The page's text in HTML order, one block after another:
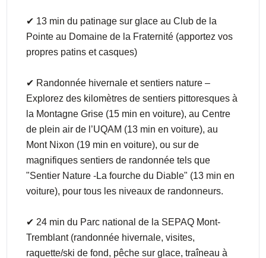
✔ 13 min du patinage sur glace au Club de la
Pointe au Domaine de la Fraternité (apportez vos
propres patins et casques)
✔ Randonnée hivernale et sentiers nature –
Explorez des kilomètres de sentiers pittoresques à
la Montagne Grise (15 min en voiture), au Centre
de plein air de l’UQAM (13 min en voiture), au
Mont Nixon (19 min en voiture), ou sur de
magnifiques sentiers de randonnée tels que
"Sentier Nature -La fourche du Diable" (13 min en
voiture), pour tous les niveaux de randonneurs.
✔ 24 min du Parc national de la SEPAQ Mont-
Tremblant (randonnée hivernale, visites,
raquette/ski de fond, pêche sur glace, traîneau à